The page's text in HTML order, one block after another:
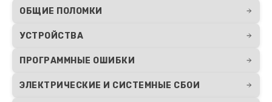
ОБЩИЕ ПОЛОМКИ
УСТРОЙСТВА
ПРОГРАММНЫЕ ОШИБКИ
ЭЛЕКТРИЧЕСКИЕ И СИСТЕМНЫЕ СБОИ